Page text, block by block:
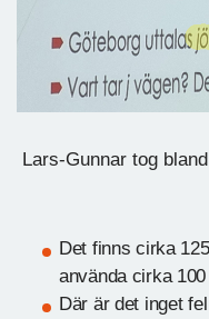
Lars-Gunnar tog
Det finns cirka
använda cirka
Där är det inget